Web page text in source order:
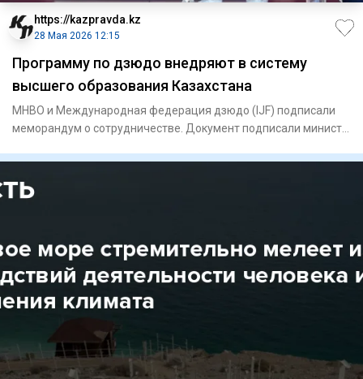
https://kazpravda.kz
28 Мая 2026 12:15
Программу по дзюдо внедряют в систему
высшего образования Казахстана
МНВО и Международная федерация дзюдо (IJF) подписали
меморандум о сотрудничестве. Документ подписали министр